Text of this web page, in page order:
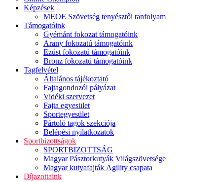
Képzések
MEOE Szövetség tenyésztői tanfolyam
Támogatóink
Gyémánt fokozat támogatóink
Arany fokozatú támogatóink
Ezüst fokozatú támogatóink
Bronz fokozatú támogatóink
Tagfelvétel
Általános tájékoztató
Fajtagondozói pályázat
Vidéki szervezet
Fajta egyesület
Sportegyesület
Pártoló tagok szekciója
Belépési nyilatkozatok
Sportbizottságok
SPORTBIZOTTSÁG
Magyar Pásztorkutyák Világszövetsége
Magyar kutyafajták Agility csapata
Díjazottaink